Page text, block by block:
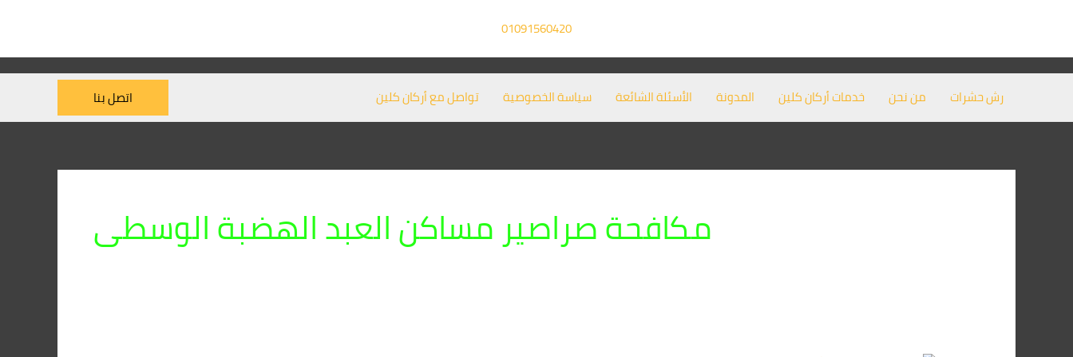
01091560420
رش حشرات من نحن خدمات أركان كلين المدونة الأسئلة الشائعة سياسة الخصوصية تواصل مع أركان كلين اتصل بنا
مكافحة صراصير مساكن العبد الهضبة الوسطى